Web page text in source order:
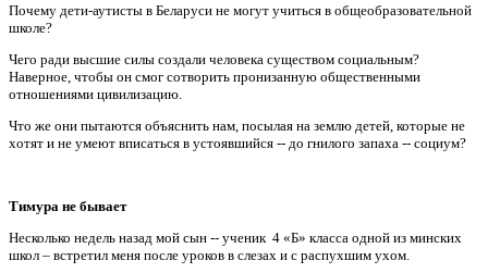
Почему дети-аутисты в Беларуси не могут учиться в общеобразовательной
школе?
Чего ради высшие силы создали человека существом социальным?
Наверное, чтобы он смог сотворить пронизанную общественными
отношениями цивилизацию.
Что же они пытаются объяснить нам, посылая на землю детей, которые не
хотят и не умеют вписаться в устоявшийся -- до гнилого запаха -- социум?
Тимура не бывает
Несколько недель назад мой сын -- ученик 4 «Б» класса одной из минских
школ – встретил меня после уроков в слезах и с распухшим ухом.